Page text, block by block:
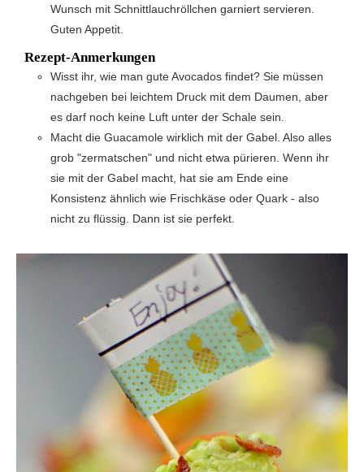
Wunsch mit Schnittlauchröllchen garniert servieren.
Guten Appetit.
Rezept-Anmerkungen
Wisst ihr, wie man gute Avocados findet? Sie müssen
nachgeben bei leichtem Druck mit dem Daumen, aber
es darf noch keine Luft unter der Schale sein.
Macht die Guacamole wirklich mit der Gabel. Also alles
grob "zermatschen" und nicht etwa pürieren. Wenn ihr
sie mit der Gabel macht, hat sie am Ende eine
Konsistenz ähnlich wie Frischkäse oder Quark - also
nicht zu flüssig. Dann ist sie perfekt.